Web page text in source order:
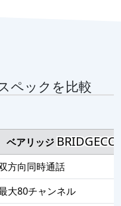
ペックを比較
ベアリッジ
方向同時通話
大80チャンネル